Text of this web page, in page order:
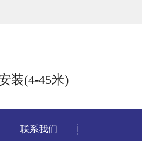
装(4-45米)
联系我们